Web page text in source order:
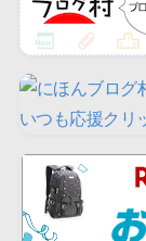
いつも応援クリ